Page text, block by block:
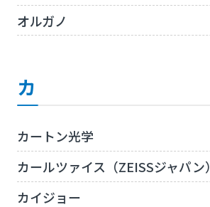
オルガノ
カ
カートン光学
カールツァイス（ZEISSジャパン）
カイジョー